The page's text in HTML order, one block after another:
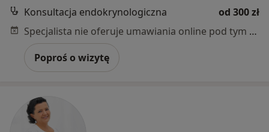
Konsultacja endokrynologiczna
od 300 zł
Specjalista nie oferuje umawiania online pod tym adresem.
Poproś o wizytę